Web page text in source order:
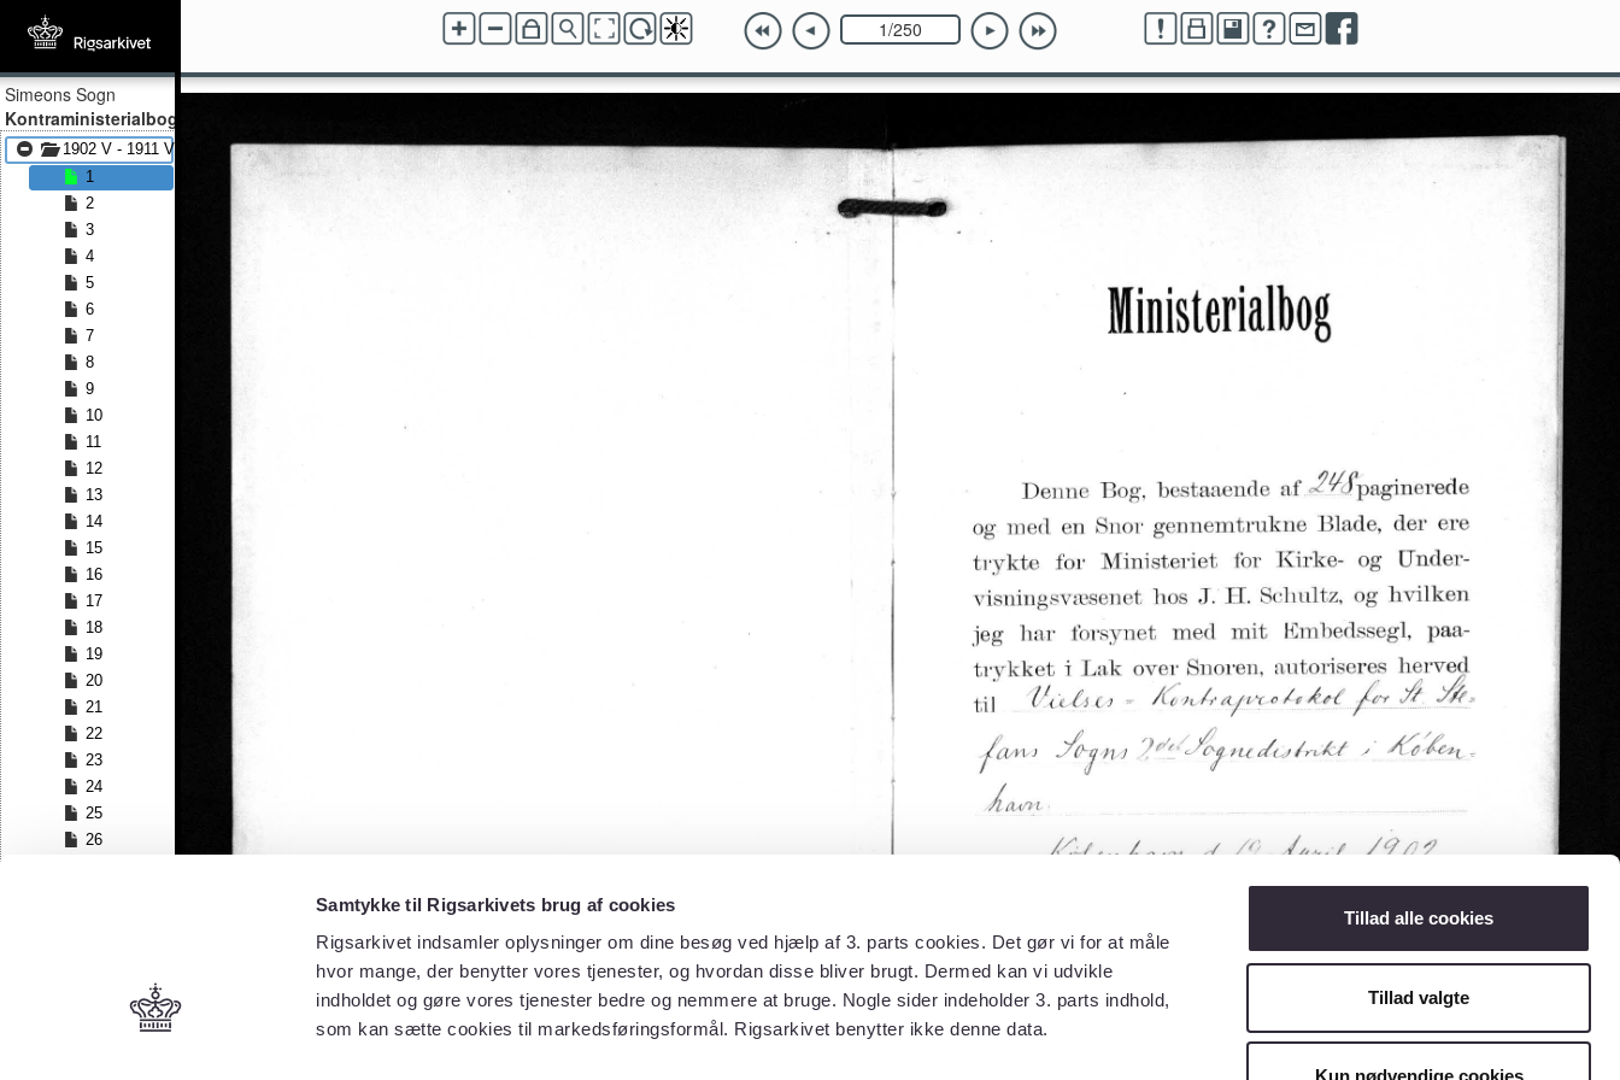
Samtykke til Rigsarkivets brug af cookies
Rigsarkivet indsamler oplysninger om dine besøg ved hjælp af 3. parts cookies. Det gør vi for at måle
hvor mange, der benytter vores tjenester, og hvordan disse bliver brugt. Dermed kan vi udvikle
indholdet og gøre vores tjenester bedre og nemmere at bruge. Nogle sider indeholder 3. parts indhold,
som kan sætte cookies til markedsføringsformål. Rigsarkivet benytter ikke denne data.
Tillad alle cookies
Tillad valgte
Kun nødvendige cookies
Simeons Sogn
Kontraministerialbog
1902 V - 1911 V
1
2
3
4
5
6
7
8
9
10
11
12
13
14
15
16
17
18
19
20
21
22
23
24
25
26